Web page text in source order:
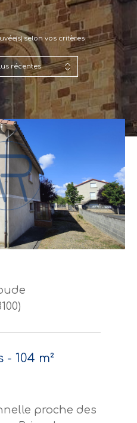
selon vos critères
récentes
- 104 m²
proche des